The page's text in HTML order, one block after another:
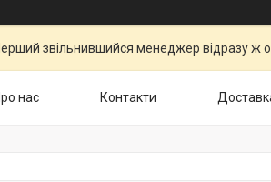
звільнившийся менеджер відразу ж
нас Контакти